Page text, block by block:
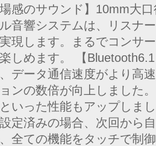
感のサウンド】10mm大
音響システムは、リスナ
現します。まるでコンサ
しめます。 【
データ通信速度がより高
ンの数倍が向上しました
いった性能もアップしま
定済みの場合、次回から
全ての機能をタッチで制